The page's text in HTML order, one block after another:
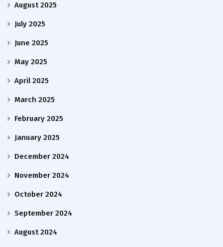
August 2025
July 2025
June 2025
May 2025
April 2025
March 2025
February 2025
January 2025
December 2024
November 2024
October 2024
September 2024
August 2024